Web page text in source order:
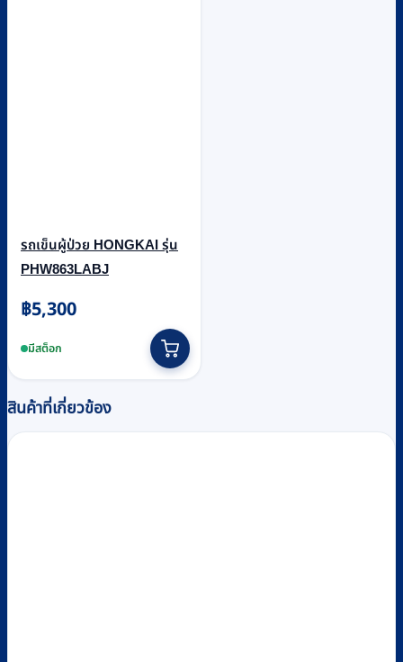
รถเข็นผู้ป่วย HONGKAI รุ่น
PHW863LABJ
฿5,300
มีสต็อก
สินค้าที่เกี่ยวข้อง